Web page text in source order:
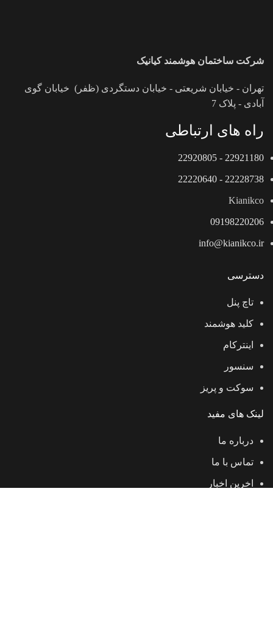
شرکت ساختمان هوشمند کیانیک
تهران - خیابان شریعتی - خیابان دستگردی (ظفر) خیابان گوی
آبادی - پلاک 7
راه های ارتباطی
22921180 - 22920805
22228738 - 22220640
Kianikco
09198220206
info@kianikco.ir
دسترسی
تاچ پنل
کلید هوشمند
اینترکام
سنسور
سوکت و پریز
لینک های مفید
درباره ما
تماس با ما
اخرین اخبار